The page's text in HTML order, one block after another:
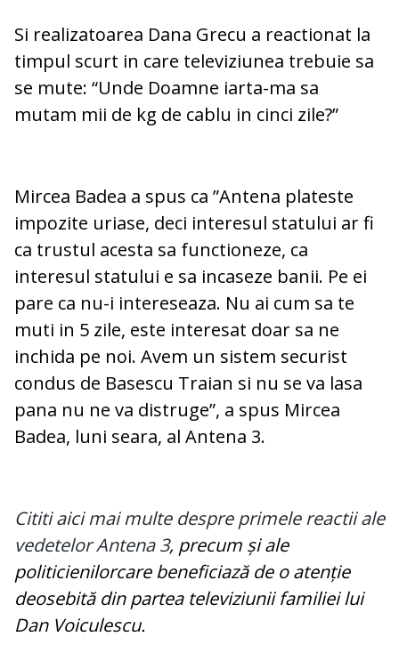
Si realizatoarea Dana Grecu a reactionat la
timpul scurt in care televiziunea trebuie sa
se mute: “Unde Doamne iarta-ma sa
mutam mii de kg de cablu in cinci zile?”
Mircea Badea a spus ca ”Antena plateste
impozite uriase, deci interesul statului ar fi
ca trustul acesta sa functioneze, ca
interesul statului e sa incaseze banii. Pe ei
pare ca nu-i intereseaza. Nu ai cum sa te
muti in 5 zile, este interesat doar sa ne
inchida pe noi. Avem un sistem securist
condus de Basescu Traian si nu se va lasa
pana nu ne va distruge”, a spus Mircea
Badea, luni seara, al Antena 3.
Cititi aici mai multe despre primele reactii ale
vedetelor Antena 3, precum și ale
politicienilorcare beneficiază de o atenție
deosebită din partea televiziunii familiei lui
Dan Voiculescu.